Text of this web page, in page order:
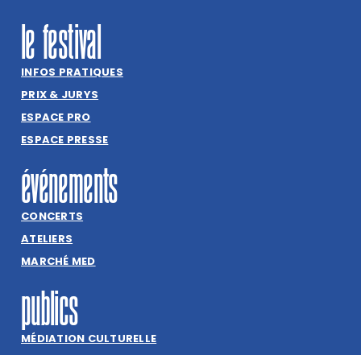
le festival
INFOS PRATIQUES
PRIX & JURYS
ESPACE PRO
ESPACE PRESSE
événements
CONCERTS
ATELIERS
MARCHÉ MED
publics
MÉDIATION CULTURELLE